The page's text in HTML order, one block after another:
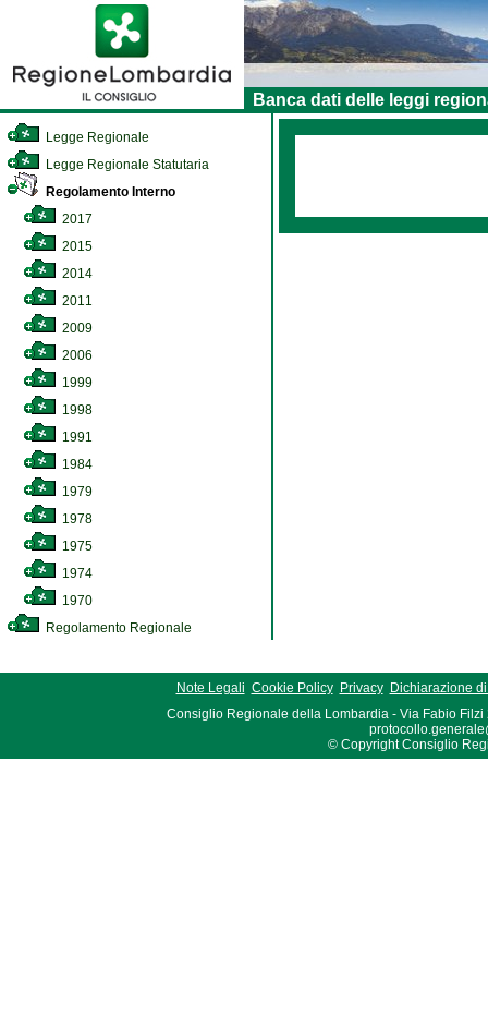
Banca dati delle leggi
Legge Regionale
Legge Regionale Statutaria
Regolamento Interno
2017
2015
2014
2011
2009
2006
1999
1998
1991
1984
1979
1978
1975
1974
1970
Regolamento Regionale
Note Legali Cookie Policy Privacy
Dichiarazione
Consiglio Regionale della Lombardia - Via Fabio Filzi
© Copyright Consiglio